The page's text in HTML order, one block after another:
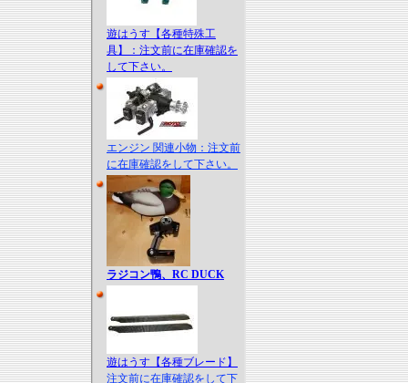
遊はうす【各種特殊工
具】：注文前に在庫確認を
して下さい。
エンジン 関連小物：注文前
に在庫確認をして下さい。
ラジコン鴨、RC DUCK
遊はうす【各種ブレード】
注文前に在庫確認をして下